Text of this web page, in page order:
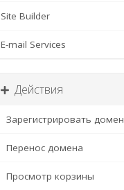
Site Builder
E-mail Services
Действия
Зарегистрировать домен
Перенос домена
Просмотр корзины